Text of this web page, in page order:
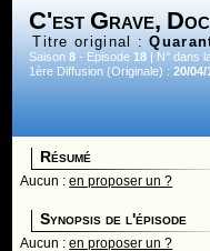
C'est Grave,
Titre original :
Saison8 - Episode18 | N° dans
1ère Diffusion (Originale) :20/04/
Résumé
Aucun :en proposer un ?
Synopsis de l'épisode
Aucun :en proposer un ?